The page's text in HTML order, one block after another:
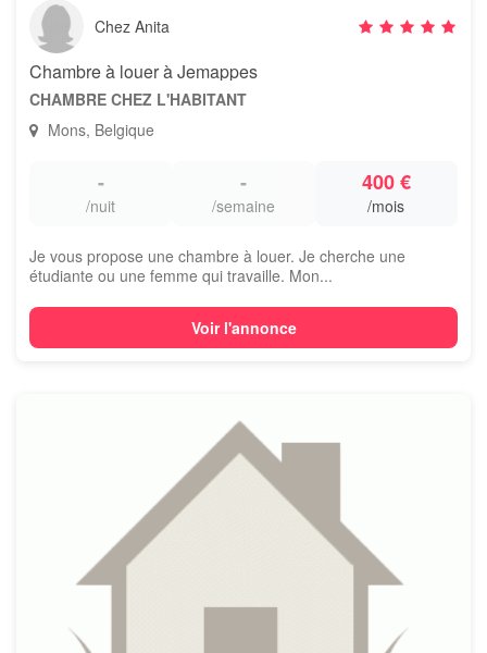
Chez Anita
Chambre à louer à Jemappes
CHAMBRE CHEZ L'HABITANT
Mons, Belgique
-
/nuit
-
/semaine
400 €
/mois
Je vous propose une chambre à louer. Je cherche une
étudiante ou une femme qui travaille. Mon...
Voir l'annonce